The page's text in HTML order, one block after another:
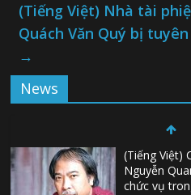
(Tiếng Việt) Nhà tài
Quách Văn Quý bị
→
News
(Tiếng Việt)
Nguyễn
chức vụ